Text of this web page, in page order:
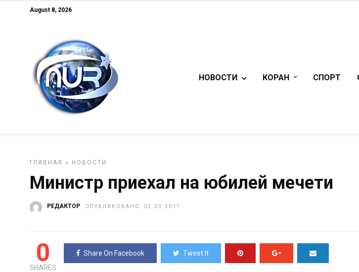
August 8, 2026
НОВОСТИ КОРАН СПОРТ
ГЛАВНАЯ » НОВОСТИ
Министр приехал на юбилей мечети
РЕДАКТОР ОПУБЛИКОВАНО: 02.03.2017
0
SHARES
Share On Facebook Tweet It